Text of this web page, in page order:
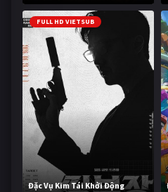
FULL HD VIETSUB
Đặc Vụ Kim Tái Khởi Động